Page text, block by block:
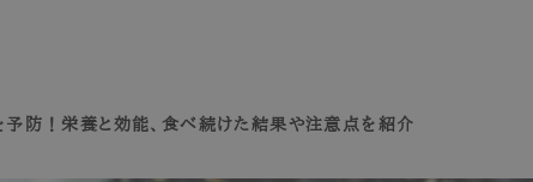
予防！栄養と効能、食べ続けた結果や注意点を紹介